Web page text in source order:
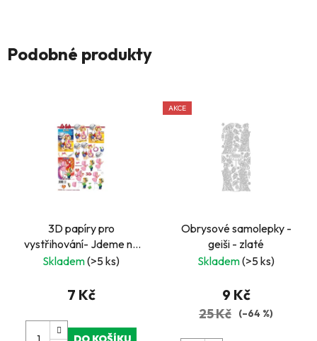
Podobné produkty
3D papíry pro
vystřihování- Jdeme na
pláž
Skladem(>5 ks)
7 Kč
AKCE
Obrysové samolepky -
geiši - zlaté
Skladem(>5 ks)
9 Kč
25 Kč (–64 %)